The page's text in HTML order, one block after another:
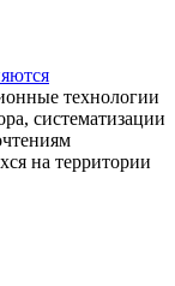
технологии
систематизации
на территории